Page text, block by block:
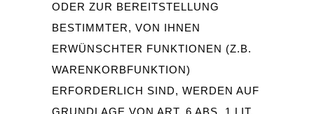
ODER ZUR BEREITSTELLUNG
BESTIMMTER, VON IHNEN
ERWÜNSCHTER FUNKTIONEN (Z.B.
WARENKORBFUNKTION)
ERFORDERLICH SIND, WERDEN AUF
GRUNDLAGE VON ART. 6 ABS. 1 LIT.